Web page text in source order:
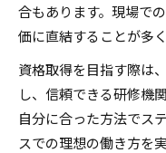
合もあります。現場で
価に直結することが多
資格取得を目指す際は
し、信頼できる研修機
自分に合った方法でス
スでの理想の働き方を